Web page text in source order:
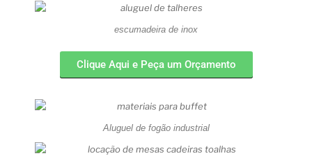
escumadeira de inox
Clique Aqui e Peça um Orçamento
Aluguel de fogão industrial